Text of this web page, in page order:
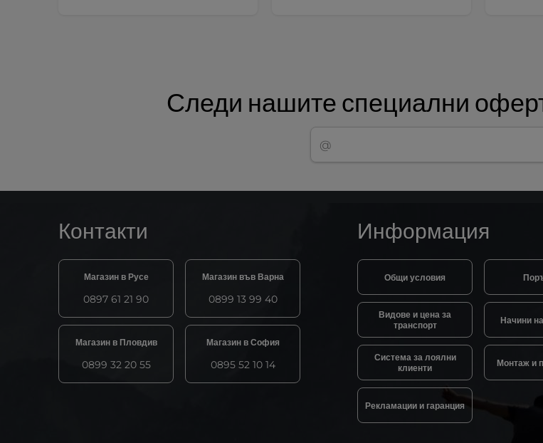
Следи нашите специални
Контакти
Магазин в Русе
0897 61 21 90
Магазин във Варна
0899 13 99 40
Магазин в Пловдив
0899 32 20 55
Магазин в София
0895 52 10 14
Информация
Общи условия
Видове и цена за
транспорт
Начини
Система за лоялни
клиенти
Монтаж и
Рекламации и гаранция